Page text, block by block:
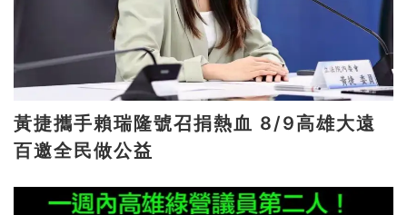
黃捷攜手賴瑞隆號召捐熱血 8/9高雄大遠
百邀全民做公益